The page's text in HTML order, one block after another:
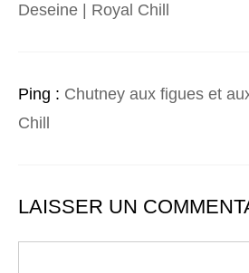
Deseine | Royal Chill
Ping : Chutney aux figues et
Chill
LAISSER UN